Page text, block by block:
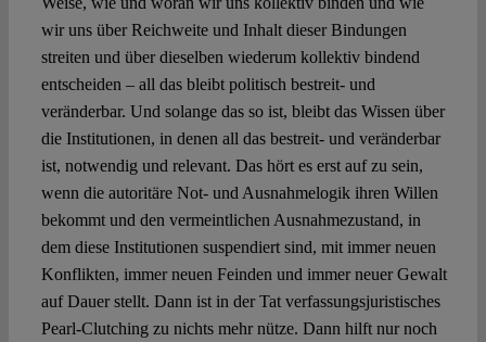
wir uns über Reichweite und Inhalt dieser Bindungen
streiten und über dieselben wiederum kollektiv bindend
entscheiden – all das bleibt politisch bestreit- und
veränderbar. Und solange das so ist, bleibt das Wissen über
die Institutionen, in denen all das bestreit- und veränderbar
ist, notwendig und relevant. Das hört es erst auf zu sein,
wenn die autoritäre Not- und Ausnahmelogik ihren Willen
bekommt und den vermeintlichen Ausnahmezustand, in
dem diese Institutionen suspendiert sind, mit immer neuen
Konflikten, immer neuen Feinden und immer neuer Gewalt
auf Dauer stellt. Dann ist in der Tat verfassungsjuristisches
Pearl-Clutching zu nichts mehr nütze. Dann hilft nur noch